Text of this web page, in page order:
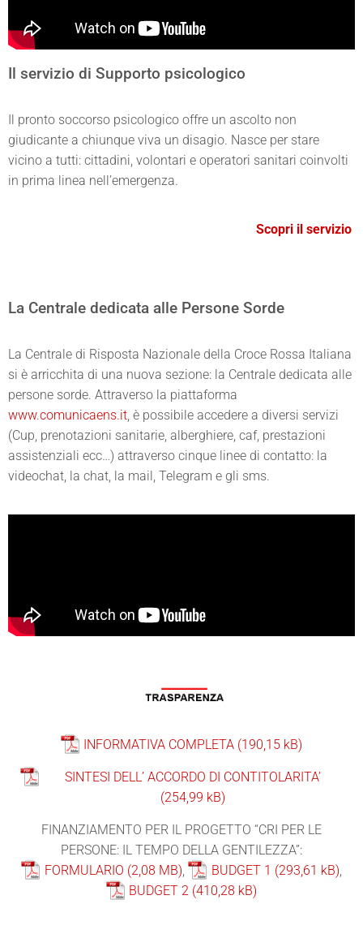
Il servizio di Supporto psicologico
Il pronto soccorso psicologico offre un ascolto non
giudicante a chiunque viva un disagio. Nasce per stare
vicino a tutti: cittadini, volontari e operatori sanitari coinvolti
in prima linea nell’emergenza.
Scopri il servizio
La Centrale dedicata alle Persone Sorde
La Centrale di Risposta Nazionale della Croce Rossa Italiana
si è arricchita di una nuova sezione: la Centrale dedicata alle
persone sorde. Attraverso la piattaforma
www.comunicaens.it, è possibile accedere a diversi servizi
(Cup, prenotazioni sanitarie, alberghiere, caf, prestazioni
assistenziali ecc…) attraverso cinque linee di contatto: la
videochat, la chat, la mail, Telegram e gli sms.
INFORMATIVA COMPLETA
SINTESI DELL’ ACCORDO DI CONTITOLARITA’
FINANZIAMENTO PER IL PROGETTO “CRI PER LE
PERSONE: IL TEMPO DELLA GENTILEZZA”:
FORMULARIO
, BUDGET 1
,
BUDGET 2